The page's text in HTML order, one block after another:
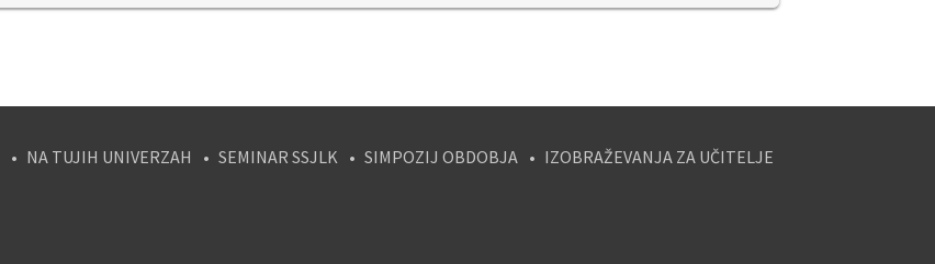
NA TUJIH UNIVERZAH SEMINAR SSJLK SIMPOZIJ OBDOBJA IZOBRAŽEVANJA ZA UČITELJE